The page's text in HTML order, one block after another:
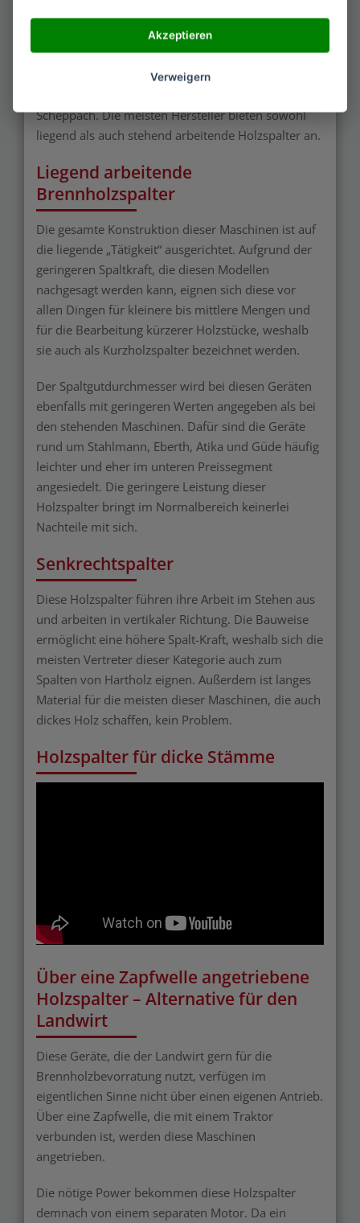
abgeschnitten hat oder der „LS2-7T52“ von Eberth,
der im Preis-Leistungsvergleich am besten
überzeugen konnte sowie der „Güde 94698
W370/4T Spalty“. In die Gruppe „Senkrechtspalter“
Scheppach. Die meisten Hersteller bieten sowohl
liegend als auch stehend arbeitende Holzspalter an.
Liegend arbeitende
Brennholzspalter
Die gesamte Konstruktion dieser Maschinen ist auf
die liegende „Tätigkeit“ ausgerichtet. Aufgrund der
geringeren Spaltkraft, die diesen Modellen
nachgesagt werden kann, eignen sich diese vor
allen Dingen für kleinere bis mittlere Mengen und
für die Bearbeitung kürzerer Holzstücke, weshalb
sie auch als Kurzholzspalter bezeichnet werden.
Der Spaltgutdurchmesser wird bei diesen Geräten
ebenfalls mit geringeren Werten angegeben als bei
den stehenden Maschinen. Dafür sind die Geräte
rund um Stahlmann, Eberth, Atika und Güde häufig
leichter und eher im unteren Preissegment
angesiedelt. Die geringere Leistung dieser
Holzspalter bringt im Normalbereich keinerlei
Nachteile mit sich.
Senkrechtspalter
Diese Holzspalter führen ihre Arbeit im Stehen aus
und arbeiten in vertikaler Richtung. Die Bauweise
ermöglicht eine höhere Spalt-Kraft, weshalb sich die
meisten Vertreter dieser Kategorie auch zum
Spalten von Hartholz eignen. Außerdem ist langes
Material für die meisten dieser Maschinen, die auch
dickes Holz schaffen, kein Problem.
Holzspalter für dicke Stämme
Über eine Zapfwelle angetriebene
Holzspalter – Alternative für den
Landwirt
Diese Geräte, die der Landwirt gern für die
Brennholzbevorratung nutzt, verfügen im
eigentlichen Sinne nicht über einen eigenen Antrieb.
Über eine Zapfwelle, die mit einem Traktor
verbunden ist, werden diese Maschinen
angetrieben.
Die nötige Power bekommen diese Holzspalter
demnach von einem separaten Motor. Da ein
Akzeptieren
Verweigern